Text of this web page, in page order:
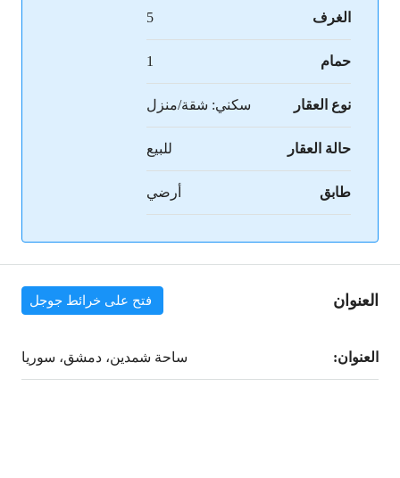
الغرف 5
حمام 1
نوع العقار سكني: شقة/منزل
حالة العقار للبيع
طابق أرضي
العنوان فتح على خرائط جوجل
العنوان: ساحة شمدين، دمشق، سوريا